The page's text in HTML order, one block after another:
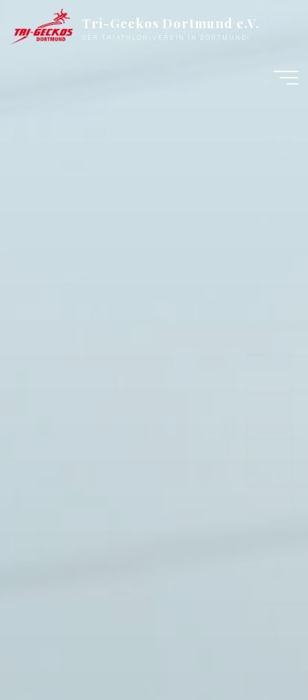
springen
Tri-Geckos Dortmund e.V.
DER TRIATHLON-VEREIN IN DORTMUND!